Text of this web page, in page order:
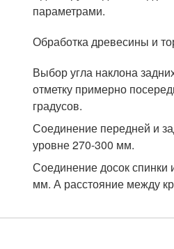
параметрами.
Обработка древесины и
Выбор угла наклона
отметку примерно
градусов.
Соединение передней и
уровне 270-300 мм.
Соединение досок
мм. А расстояние между